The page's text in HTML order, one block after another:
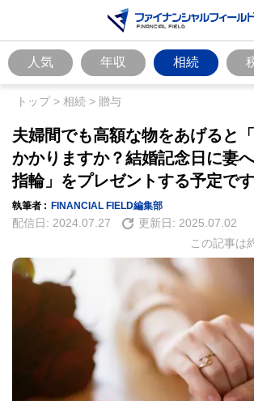
人気 年収 相続
トップ> 相続 > 贈与
夫婦間でも高額な物をあげると
かかりますか？結婚記念日に妻
指輪」をプレゼントする予定です
執筆者 : FINANCIAL FIELD編集部
配信日: 2024.07.27 更新日: 2025.07.02
この記事は